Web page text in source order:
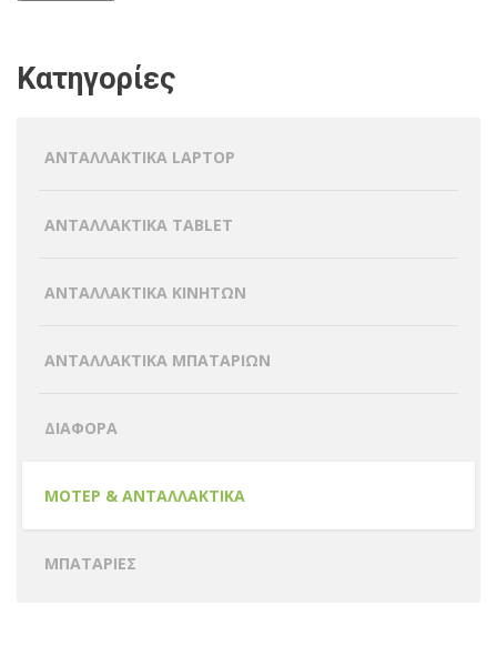
Κατηγορίες
ΑΝΤΑΛΛΑΚΤΙΚΑ LAPTOP
ΑΝΤΑΛΛΑΚΤΙΚΑ TABLET
ΑΝΤΑΛΛΑΚΤΙΚΑ ΚΙΝΗΤΩΝ
ΑΝΤΑΛΛΑΚΤΙΚΑ ΜΠΑΤΑΡΙΩΝ
ΔΙΑΦΟΡΑ
ΜΟΤΕΡ & ΑΝΤΑΛΛΑΚΤΙΚΑ
ΜΠΑΤΑΡΙΕΣ